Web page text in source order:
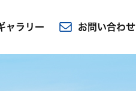
ャラリー お問い合わせ